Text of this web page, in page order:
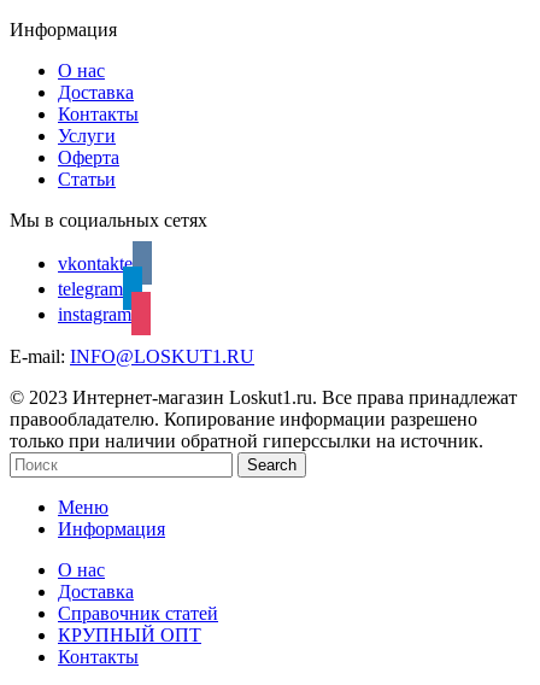
Информация
О нас
Доставка
Контакты
Услуги
Оферта
Статьи
Мы в социальных сетях
vkontakte
telegram
instagram
E-mail: INFO@LOSKUT1.RU
© 2023 Интернет-магазин Loskut1.ru. Все права принадлежат
правообладателю. Копирование информации разрешено
только при наличии обратной гиперссылки на источник.
Search
Меню
Информация
О нас
Доставка
Справочник статей
КРУПНЫЙ ОПТ
Контакты